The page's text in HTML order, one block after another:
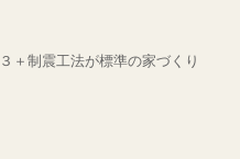
＋制震工法が標準の家づくり